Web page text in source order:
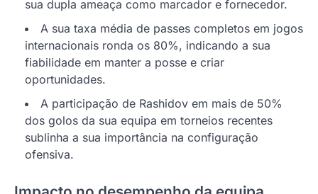
sua dupla ameaça como marcador e fornecedor.
A sua taxa média de passes completos em jogos
internacionais ronda os 80%, indicando a sua
fiabilidade em manter a posse e criar
oportunidades.
A participação de Rashidov em mais de 50%
dos golos da sua equipa em torneios recentes
sublinha a sua importância na configuração
ofensiva.